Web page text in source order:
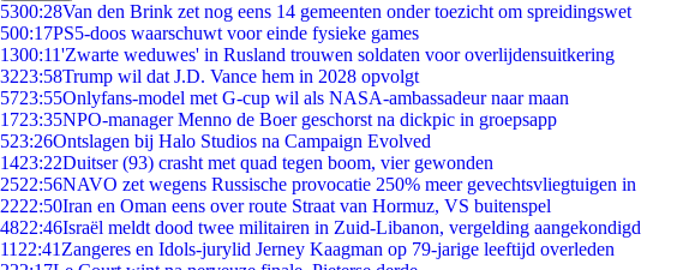
5300:28Van den Brink zet nog eens 14 gemeenten onder toezicht om spreidingswet
500:17PS5-doos waarschuwt voor einde fysieke games
1300:11'Zwarte weduwes' in Rusland trouwen soldaten voor overlijdensuitkering
3223:58Trump wil dat J.D. Vance hem in 2028 opvolgt
5723:55Onlyfans-model met G-cup wil als NASA-ambassadeur naar maan
1723:35NPO-manager Menno de Boer geschorst na dickpic in groepsapp
523:26Ontslagen bij Halo Studios na Campaign Evolved
1423:22Duitser (93) crasht met quad tegen boom, vier gewonden
2522:56NAVO zet wegens Russische provocatie 250% meer gevechtsvliegtuigen in
2222:50Iran en Oman eens over route Straat van Hormuz, VS buitenspel
4822:46Israël meldt dood twee militairen in Zuid-Libanon, vergelding aangekondigd
11 22:41 Zangeres en Idols-jurylid Jerney Kaagman op 79-jarige leeftijd overleden